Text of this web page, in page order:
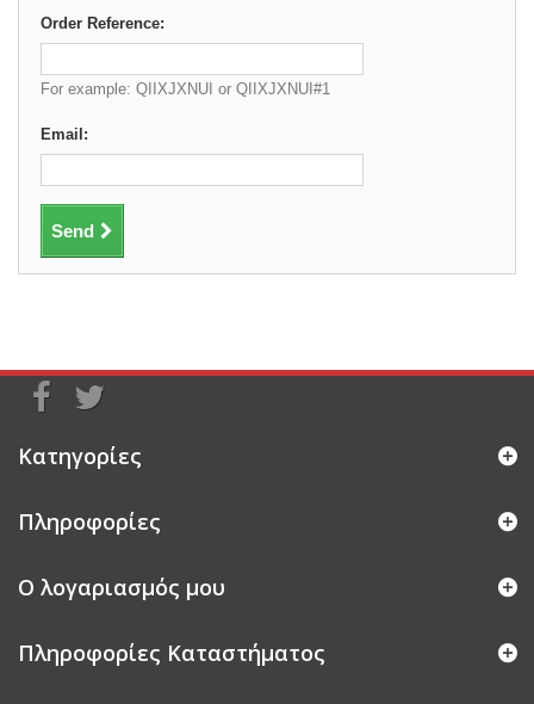
Order Reference:
For example: QIIXJXNUI or QIIXJXNUI#1
Email:
Send
Κατηγορίες
Πληροφορίες
Ο λογαριασμός μου
Πληροφορίες Καταστήματος